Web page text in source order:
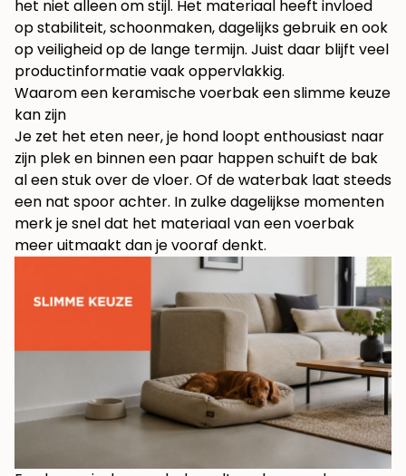
het niet alleen om stijl. Het materiaal heeft invloed
op stabiliteit, schoonmaken, dagelijks gebruik en ook
op veiligheid op de lange termijn. Juist daar blijft veel
productinformatie vaak oppervlakkig.
Waarom een keramische voerbak een slimme keuze
kan zijn
Je zet het eten neer, je hond loopt enthousiast naar
zijn plek en binnen een paar happen schuift de bak
al een stuk over de vloer. Of de waterbak laat steeds
een nat spoor achter. In zulke dagelijkse momenten
merk je snel dat het materiaal van een voerbak
meer uitmaakt dan je vooraf denkt.